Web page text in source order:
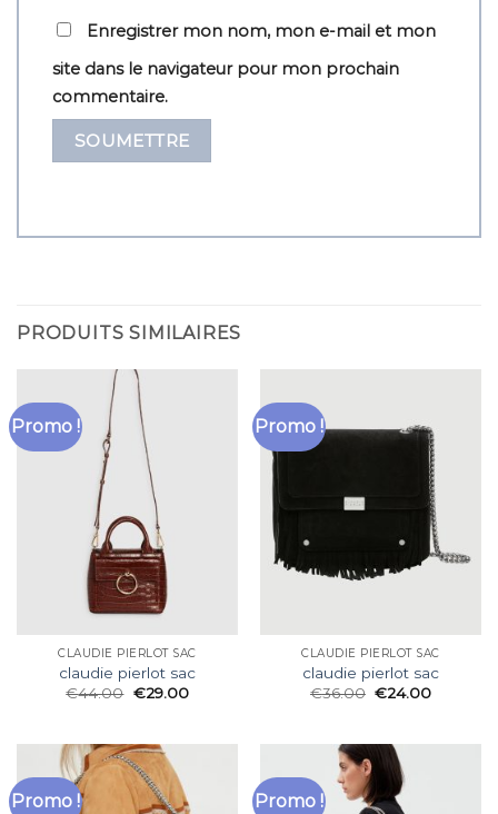
Enregistrer mon nom, mon e-mail et mon
site dans le navigateur pour mon prochain
commentaire.
PRODUITS SIMILAIRES
Promo !
CLAUDIE PIERLOT SAC
claudie pierlot sac
€44.00 €29.00
Promo !
CLAUDIE PIERLOT SAC
claudie pierlot sac
€36.00 €24.00
Promo ! Promo !